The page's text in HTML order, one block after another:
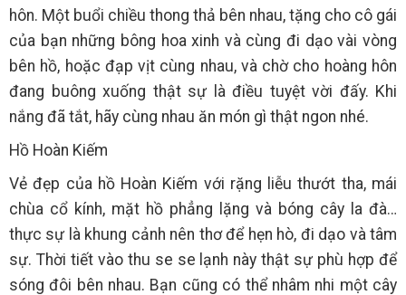
hôn. Một buổi chiều thong thả bên nhau, tặng cho cô gái
của bạn những bông hoa xinh và cùng đi dạo vài vòng
bên hồ, hoặc đạp vịt cùng nhau, và chờ cho hoàng hôn
đang buông xuống thật sự là điều tuyệt vời đấy. Khi
nắng đã tắt, hãy cùng nhau ăn món gì thật ngon nhé.
Hồ Hoàn Kiếm
Vẻ đẹp của hồ Hoàn Kiếm với rặng liễu thướt tha, mái
chùa cổ kính, mặt hồ phẳng lặng và bóng cây la đà…
thực sự là khung cảnh nên thơ để hẹn hò, đi dạo và tâm
sự. Thời tiết vào thu se se lạnh này thật sự phù hợp để
sóng đôi bên nhau. Bạn cũng có thể nhâm nhi một cây